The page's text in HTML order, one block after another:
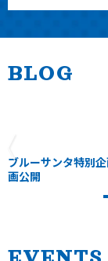
【第13回オンライ
い。
2026.01.15
第12回オンラ
BLOG
ブルーサンタ特別
画公開